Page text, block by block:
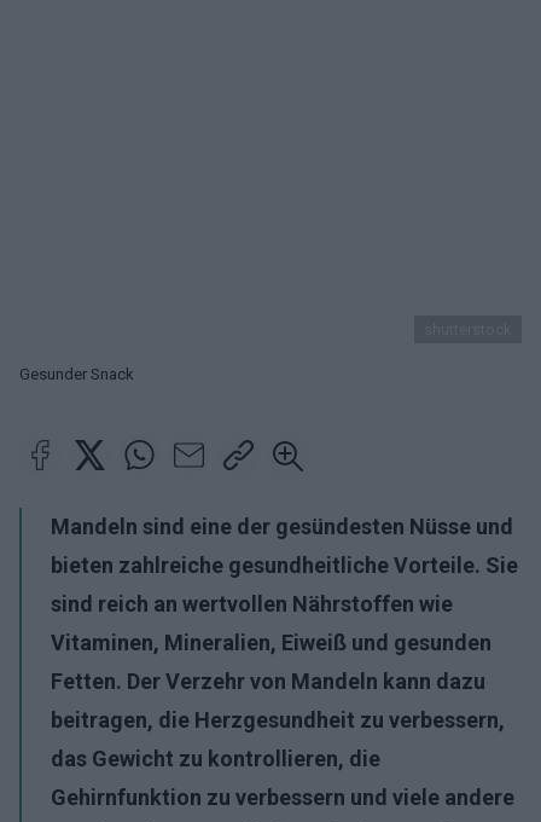
Gesunder Snack
Mandeln sind eine der gesündesten Nüsse und
bieten zahlreiche gesundheitliche Vorteile. Sie
sind reich an wertvollen Nährstoffen wie
Vitaminen, Mineralien, Eiweiß und gesunden
Fetten. Der Verzehr von Mandeln kann dazu
beitragen, die Herzgesundheit zu verbessern,
das Gewicht zu kontrollieren, die
Gehirnfunktion zu verbessern und viele andere